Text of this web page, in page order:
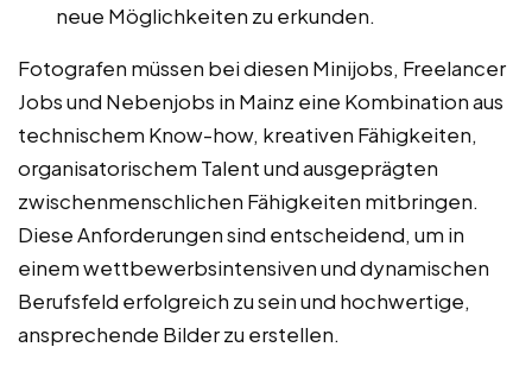
neue Möglichkeiten zu erkunden.
Fotografen müssen bei diesen Minijobs, Freelancer
Jobs und Nebenjobs in Mainz eine Kombination aus
technischem Know-how, kreativen Fähigkeiten,
organisatorischem Talent und ausgeprägten
zwischenmenschlichen Fähigkeiten mitbringen.
Diese Anforderungen sind entscheidend, um in
einem wettbewerbsintensiven und dynamischen
Berufsfeld erfolgreich zu sein und hochwertige,
ansprechende Bilder zu erstellen.